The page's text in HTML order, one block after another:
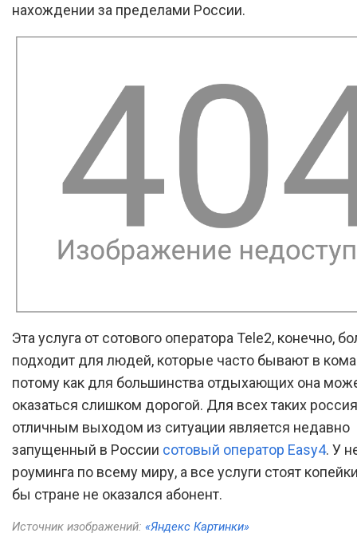
нахождении за пределами России.
Эта услуга от сотового оператора Tele2, конечно,
подходит для людей, которые часто бывают в
потому как для большинства отдыхающих она
оказаться слишком дорогой. Для всех таких
отличным выходом из ситуации является недавно
запущенный в России сотовый оператор Easy4. У
роуминга по всему миру, а все услуги стоят
бы стране не оказался абонент.
Источник изображений: «Яндекс Картинки»